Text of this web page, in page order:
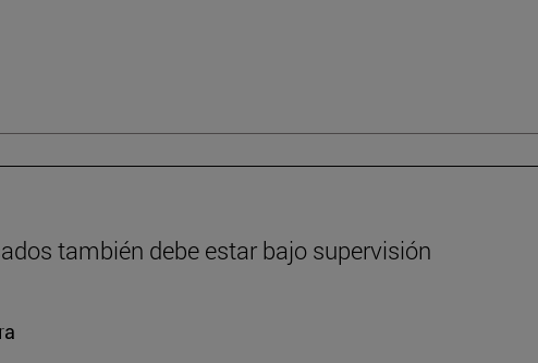
también debe estar bajo supervisión